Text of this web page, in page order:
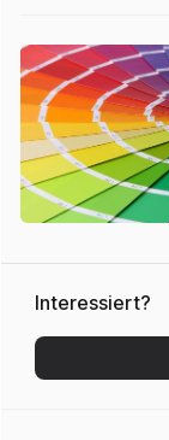
Interessiert?